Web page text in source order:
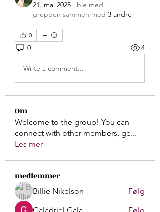
21. mai 2025 · ble med i
gruppen sammen med 3 andre
.
0
0 4
Write a comment...
Om
Welcome to the group! You can
connect with other members, ge...
Les mer
medlemmer
Billie Nikelson
Følg